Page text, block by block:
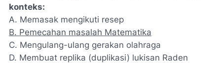
konteks:
A. Memasak mengikuti resep
B. Pemecahan masalah Matematika
C. Mengulang-ulang gerakan olahraga
D. Membuat replika (duplikasi) lukisan Raden